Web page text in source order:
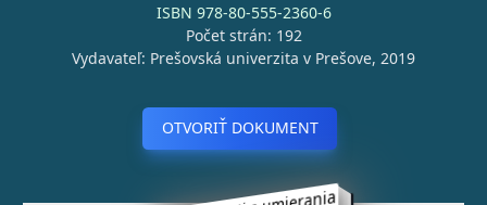
ISBN 978-80-555-2360-6
Počet strán: 192
Vydavateľ: Prešovská univerzita v Prešove, 2019
OTVORIŤ DOKUMENT